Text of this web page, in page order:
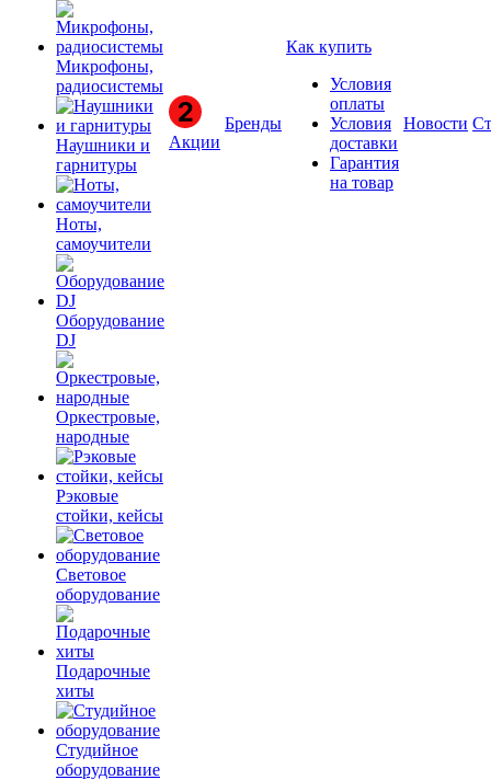
Микрофоны,
радиосистемы
Наушники и
гарнитуры
Ноты,
самоучители
Оборудование
DJ
Оркестровые,
народные
Рэковые
стойки, кейсы
Световое
оборудование
Подарочные
хиты
Студийное
оборудование
Акции
Бренды
Как купить
Условия
оплаты
Условия
доставки
Гарантия
на товар
Новости